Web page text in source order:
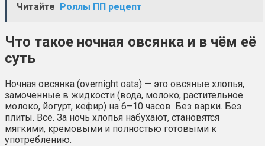
Читайте Роллы ПП рецепт
Что такое ночная овсянка и в чём её
суть
Ночная овсянка (overnight oats) — это овсяные хлопья,
замоченные в жидкости (вода, молоко, растительное
молоко, йогурт, кефир) на 6–10 часов. Без варки. Без
плиты. Всё. За ночь хлопья набухают, становятся
мягкими, кремовыми и полностью готовыми к
употреблению.